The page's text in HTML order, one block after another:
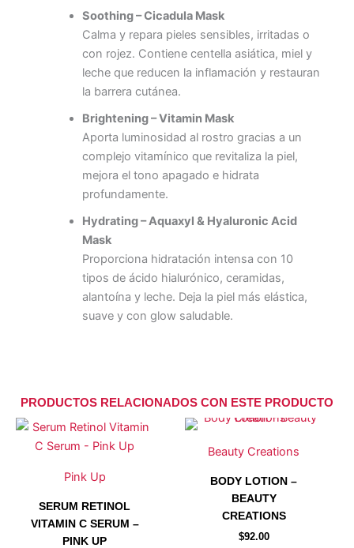
Soothing – Cicadula Mask
Calma y repara pieles sensibles, irritadas o
con rojez. Contiene centella asiática, miel y
leche que reducen la inflamación y restauran
la barrera cutánea.
Brightening – Vitamin Mask
Aporta luminosidad al rostro gracias a un
complejo vitamínico que revitaliza la piel,
mejora el tono apagado e hidrata
profundamente.
Hydrating – Aquaxyl & Hyaluronic Acid
Mask
Proporciona hidratación intensa con 10
tipos de ácido hialurónico, ceramidas,
alantoína y leche. Deja la piel más elástica,
suave y con glow saludable.
PRODUCTOS RELACIONADOS CON ESTE PRODUCTO
Pink Up
SERUM RETINOL
VITAMIN C SERUM –
PINK UP
Beauty Creations
Este
producto
múltiples
variantes.
Las
opciones
BODY LOTION –
BEAUTY
CREATIONS
$92.00
Este
producto
múltiples
variantes.
Las
opciones